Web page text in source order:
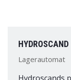
HYDROSCAND
Lagerautomat